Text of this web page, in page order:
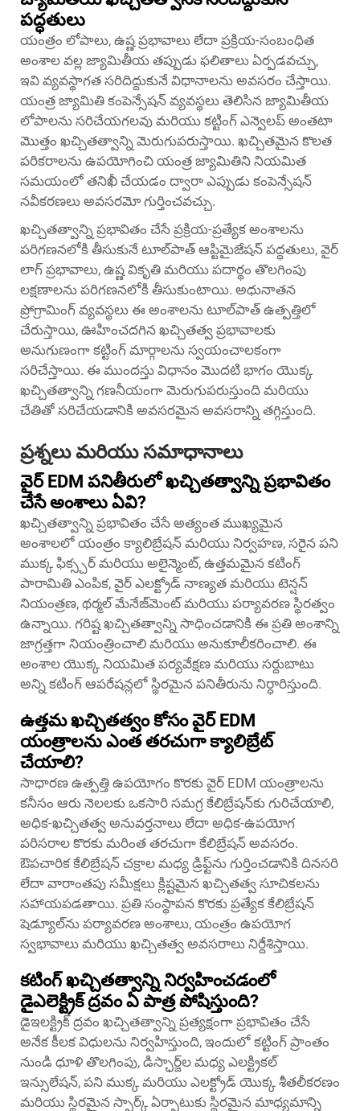
పద్ధతులు
యంత్రం లోపాలు, ఉష్ణ ప్రభావాలు లేదా ప్రక్రియ-సంబంధిత
అంశాల వల్ల జ్యామితీయ తప్పుడు ఫలితాలు ఏర్పడవచ్చు,
ఇవి వ్యవస్థాగత సరిదిద్దుకునే విధానాలను అవసరం చేస్తాయి.
యంత్ర జ్యామితి కంపెన్సేషన్ వ్యవస్థలు తెలిసిన జ్యామితీయ
లోపాలను సరిచేయగలవు మరియు కట్టింగ్ ఎన్వెలప్ అంతటా
మొత్తం ఖచ్చితత్వాన్ని మెరుగుపరుస్తాయి. ఖచ్చితమైన కొలత
పరికరాలను ఉపయోగించి యంత్ర జ్యామితిని నియమిత
సమయంలో తనిఖీ చేయడం ద్వారా ఎప్పుడు కంపెన్సేషన్
నవీకరణలు అవసరమో గుర్తించవచ్చు.
ఖచ్చితత్వాన్ని ప్రభావితం చేసే ప్రక్రియ-ప్రత్యేక అంశాలను
పరిగణనలోకి తీసుకునే టూల్‌పాత్ ఆప్టిమైజేషన్ పద్ధతులు, వైర్
లాగ్ ప్రభావాలు, ఉష్ణ వికృతి మరియు పదార్థం తొలగింపు
లక్షణాలను పరిగణనలోకి తీసుకుంటాయి. అధునాతన
ప్రోగ్రామింగ్ వ్యవస్థలు ఈ అంశాలను టూల్‌పాత్ ఉత్పత్తిలో
చేరుస్తాయి, ఊహించదగిన ఖచ్చితత్వ ప్రభావాలకు
అనుగుణంగా కట్టింగ్ మార్గాలను స్వయంచాలకంగా
సరిచేస్తాయి. ఈ ముందస్తు విధానం మొదటి భాగం యొక్క
ఖచ్చితత్వాన్ని గణనీయంగా మెరుగుపరుస్తుంది మరియు
చేతితో సరిచేయడానికి అవసరమైన అవసరాన్ని తగ్గిస్తుంది.
ప్రశ్నలు మరియు సమాధానాలు
వైర్ EDM పనితీరులో ఖచ్చితత్వాన్ని ప్రభావితం
చేసే అంశాలు ఏవి?
ఖచ్చితత్వాన్ని ప్రభావితం చేసే అత్యంత ముఖ్యమైన
అంశాలలో యంత్రం క్యాలిబ్రేషన్ మరియు నిర్వహణ, సరైన పని
ముక్క ఫిక్స్చర్ మరియు అలైన్మెంట్, ఉత్తమమైన కటింగ్
పారామితి ఎంపిక, వైర్ ఎలక్ట్రోడ్ నాణ్యత మరియు టెన్షన్
నియంత్రణ, థర్మల్ మేనేజ్‌మెంట్ మరియు పర్యావరణ స్థిరత్వం
ఉన్నాయి. గరిష్ట ఖచ్చితత్వాన్ని సాధించడానికి ఈ ప్రతి అంశాన్ని
జాగ్రత్తగా నియంత్రించాలి మరియు అనుకూలీకరించాలి. ఈ
అంశాల యొక్క నియమిత పర్యవేక్షణ మరియు సర్దుబాటు
అన్ని కటింగ్ ఆపరేషన్లలో స్థిరమైన పనితీరును నిర్ధారిస్తుంది.
ఉత్తమ ఖచ్చితత్వం కోసం వైర్ EDM
యంత్రాలను ఎంత తరచుగా క్యాలిబ్రేట్
చేయాలి?
సాధారణ ఉత్పత్తి ఉపయోగం కొరకు వైర్ EDM యంత్రాలను
కనీసం ఆరు నెలలకు ఒకసారి సమగ్ర కేలిబ్రేషన్‌కు గురిచేయాలి,
అధిక-ఖచ్చితత్వ అనువర్తనాలు లేదా అధిక-ఉపయోగ
పరిసరాల కొరకు మరింత తరచుగా కేలిబ్రేషన్ అవసరం.
ఔపచారిక కేలిబ్రేషన్ చక్రాల మధ్య డ్రిఫ్ట్‌ను గుర్తించడానికి దినసరి
లేదా వారాంతపు సమీక్షలు క్లిష్టమైన ఖచ్చితత్వ సూచికలను
సహాయపడతాయి. ప్రతి సంస్థాపన కొరకు ప్రత్యేక కేలిబ్రేషన్
షెడ్యూల్‌ను పర్యావరణ అంశాలు, యంత్రం ఉపయోగ
స్వభావాలు మరియు ఖచ్చితత్వ అవసరాలు నిర్దేశిస్తాయి.
కటింగ్ ఖచ్చితత్వాన్ని నిర్వహించడంలో
డైఎలెక్ట్రిక్ ద్రవం ఏ పాత్ర పోషిస్తుంది?
డైఇలక్ట్రిక్ ద్రవం ఖచ్చితత్వాన్ని ప్రత్యక్షంగా ప్రభావితం చేసే
అనేక కీలక విధులను నిర్వహిస్తుంది, ఇందులో కట్టింగ్ ప్రాంతం
నుండి ధూళి తొలగింపు, డిస్ఛార్జ్‌ల మధ్య ఎలక్ట్రికల్
ఇన్సులేషన్, పని ముక్క మరియు ఎలక్ట్రోడ్ యొక్క శీతలీకరణం
మరియు స్థిరమైన స్పార్క్ ఏర్పాటుకు స్థిరమైన మాధ్యమాన్ని